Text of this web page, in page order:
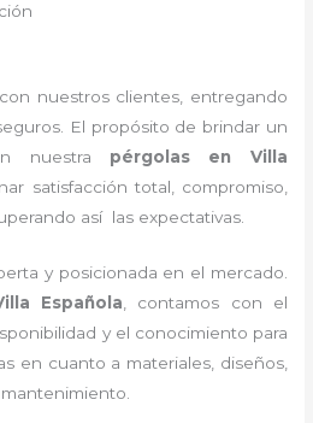
nuestros clientes, entregando
El propósito de brindar un
nuestra pérgolas en Villa
satisfacción total, compromiso,
así las expectativas.
y posicionada en el mercado.
Española, contamos con el
y el conocimiento para
en cuanto a materiales, diseños,